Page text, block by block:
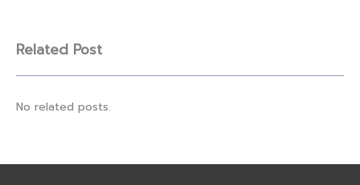
Related Post
No related posts.